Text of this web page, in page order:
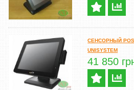
СЕНСОРНЫЙ
UNISYSTEM
41 850